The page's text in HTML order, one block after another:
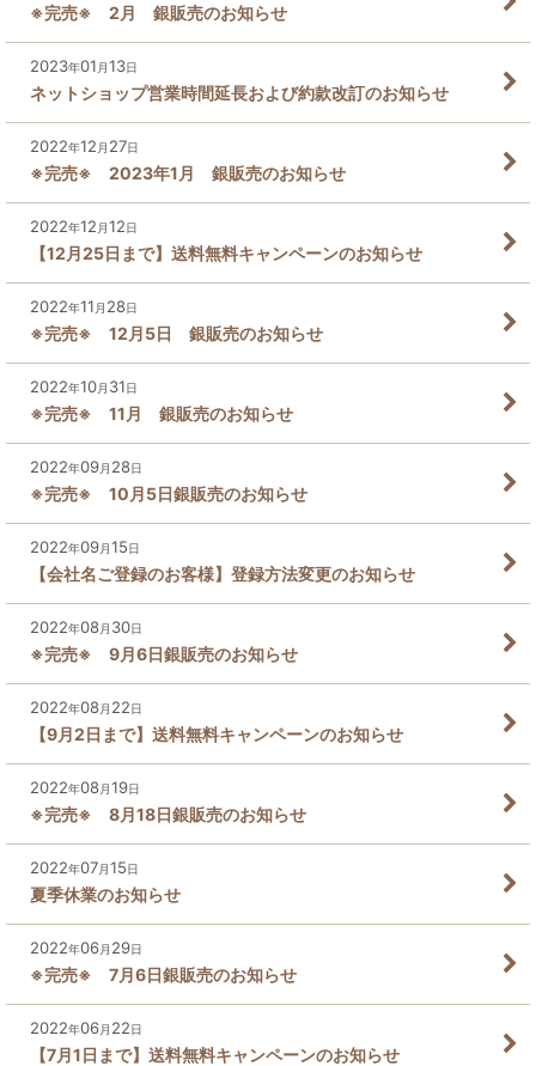
絞り込む
※完売※ 2月 銀販売のお知らせ
2023年01 月13日
ネットショップ営業時間延長および約款改訂のお知らせ
2022年12 月 27日
※完売※ 2023年1月 銀販売のお知らせ
2022年12 月12日
【12月25日まで】送料無料キャンペーンのお知らせ
2022年11 月 28日
※完売※ 12月5日 銀販売のお知らせ
2022年10月 31日
※完売※ 11月 銀販売のお知らせ
2022年09月 28日
※完売※ 10月5日銀販売のお知らせ
2022年09月15日
【会社名ご登録のお客様】登録方法変更のお知らせ
2022年08月 30日
※完売※ 9月6日銀販売のお知らせ
2022年08月 22日
【9月2日まで】送料無料キャンペーンのお知らせ
2022年08月19日
※完売※ 8月18日銀販売のお知らせ
2022年07月15日
夏季休業のお知らせ
2022年06月 29日
※完売※ 7月6日銀販売のお知らせ
2022年06月 22日
【7月1日まで】送料無料キャンペーンのお知らせ